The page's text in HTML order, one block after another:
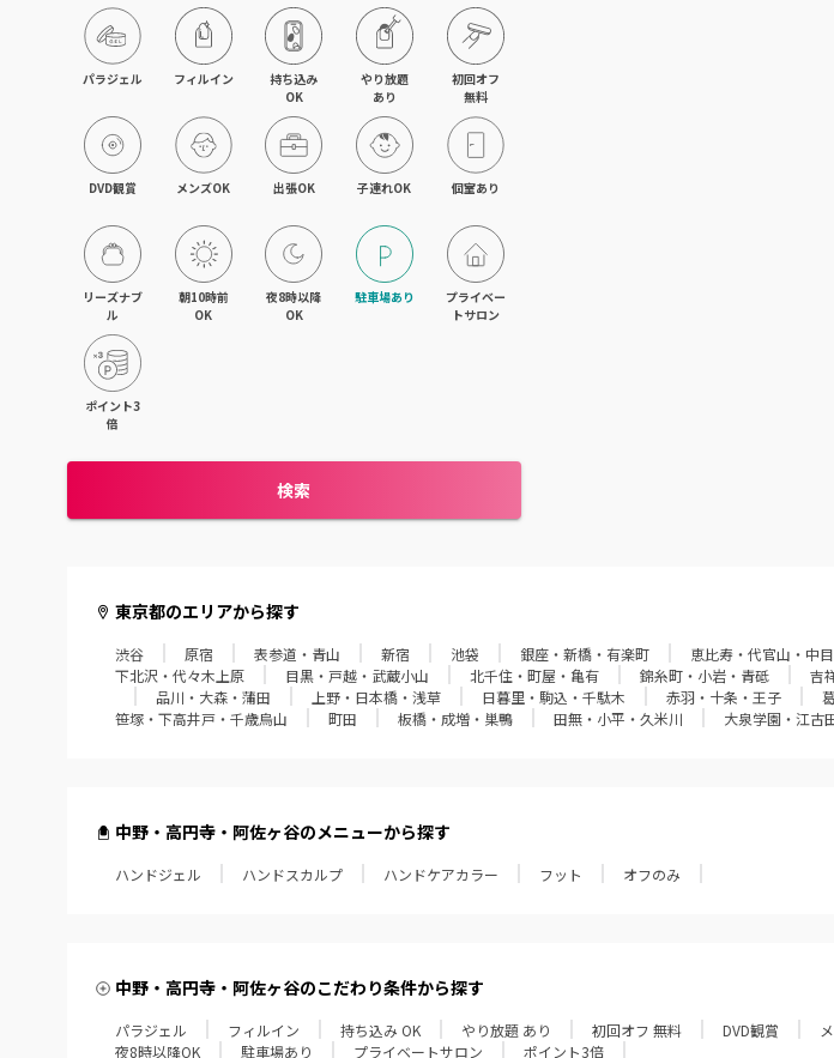
目黒・戸越・武蔵小山
北千住・町屋・亀有
錦糸町・小岩・青砥
吉祥寺・荻窪・三鷹
立川・国立・国分寺
八王子・日野・昭島
日暮里・駒込・千駄木
葛西・西葛西・門前仲町
経堂・成城学園・狛江
飯田橋・四谷・御茶ノ水
町田
板橋・成増・巣鴨
大泉学園・江古田・練馬
東久留米・ひばりヶ丘
パラジェル フィルイン
持ち込み
OK
やり放題
あり
初回オフ
無料
DVD観賞 メンズOK 出張OK 子連れOK 個室あり
リーズナブ
ル
朝10時前
OK
夜8時以降
OK
駐車場あり
プライベー
トサロン
ポイント3
倍
検索
東京都のエリアから探す
渋谷 原宿 表参道・青山 新宿 池袋 銀座・新橋・有楽町 恵比寿・代官山・中
下北沢・代々木上原
目黒・戸越・武蔵小山 北千住・町屋・亀有 錦糸町・小岩・青砥 吉
品川・大森・蒲田
上野・日本橋・浅草 日暮里・駒込・千駄木 赤羽・十条・王子
笹塚・下高井戸・千歳烏山
町田 板橋・成増・巣鴨 田無・小平・久米川 大泉学園・江古
中野・高円寺・阿佐ヶ谷のメニューから探す
ハンドジェル ハンドスカルプ ハンドケアカラー フット オフのみ
中野・高円寺・阿佐ヶ谷のこだわり条件から探す
パラジェル フィルイン 持ち込み OK やり放題 あり 初回オフ 無料 DVD観賞
夜8時以降OK
駐車場あり プライベートサロン ポイント3倍